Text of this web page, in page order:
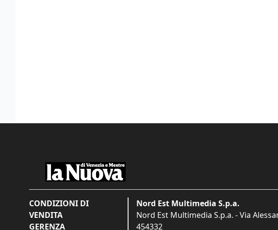
CONDIZIONI DI
VENDITA
GERENZA
Nord Est Multimedia S.p.a.
Nord Est Multimedia S.p.a. - Via
454332